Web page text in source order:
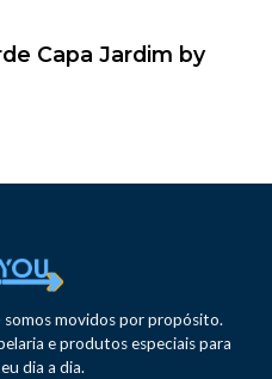
Capa Jardim by
movidos por propósito.
e produtos especiais para
dia a dia.